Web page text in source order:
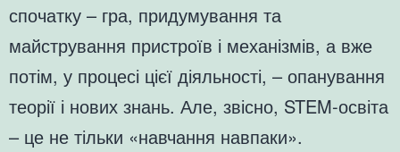
спочатку – гра, придумування та
майстрування пристроїв і механізмів, а вже
потім, у процесі цієї діяльності, – опанування
теорії і нових знань. Але, звісно, STEM-освіта
– це не тільки «навчання навпаки».